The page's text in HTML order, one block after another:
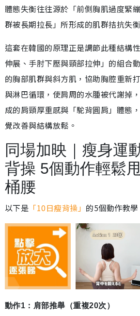
體態失衡往往源於「前側胸肌過度緊
群被長期拉長」所形成的肌群拮抗失
這套在韓國的原理正是調節此種結構
伸展、手肘下壓與頸部拉伸」的組合
的胸部肌群與斜方肌，協助胸腔重新
與淋巴循環，使肩周的水腫被代謝掉
成的肩頸厚重感與「駝背圓肩」體態
覺改善與結構放鬆。
同場加映｜瘦身運
背操 5個動作輕鬆
桶腰
以下是 「10日瘦背操」 的5個動作教學
動作1：肩部推舉（重複20次）